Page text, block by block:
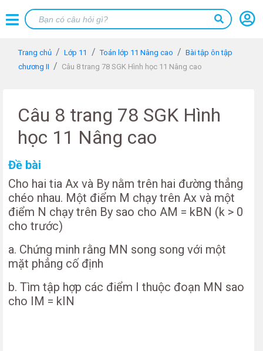
Trang chủ Lớp 11 Toán lớp 11 Nâng cao
Bài tập ôn tập
chương II
Câu 8 trang 78 SGK Hình học 11 Nâng cao
Câu 8 trang 78 SGK Hình
học 11 Nâng cao
Đề bài
Cho hai tia Ax và By nằm trên hai đường thẳng
chéo nhau. Một điểm M chạy trên Ax và một
điểm N chạy trên By sao cho AM = kBN (k > 0
cho trước)
a. Chứng minh rằng MN song song với một
mặt phẳng cố định
b. Tìm tập hợp các điểm I thuộc đoạn MN sao
cho IM = kIN